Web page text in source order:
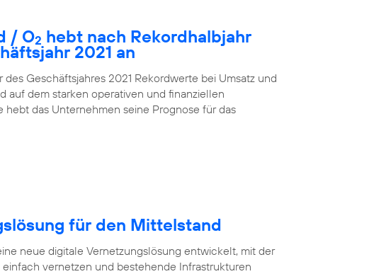
/ O2 hebt nach Rekordhalbjahr
2021 an
des Geschäftsjahres 2021 Rekordwerte bei Umsatz und
auf dem starken operativen und finanziellen
das Unternehmen seine Prognose für das
für den Mittelstand
neue digitale Vernetzungslösung entwickelt, mit der
vernetzen und bestehende Infrastrukturen